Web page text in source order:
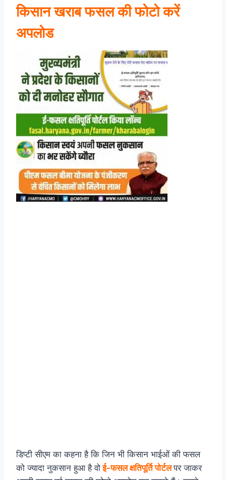
किसान खराब फसल की फोटो करें
अपलोड
डिप्टी सीएम का कहना है कि जिन भी किसान भाईओं की फसल
को ज्यादा नुकसान हुआ है वोई-फसल क्षतिपूर्ति पोर्टलपर जाकर